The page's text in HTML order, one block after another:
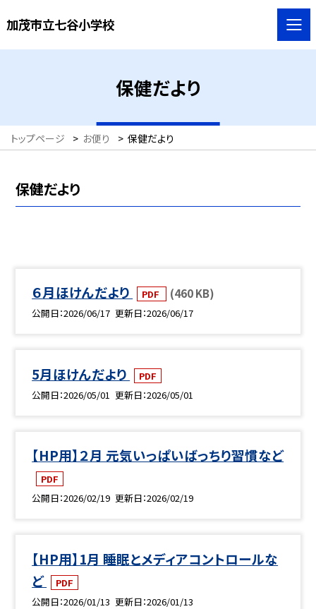
加茂市立七谷小学校
保健だより
トップページ > お便り > 保健だより
保健だより
６月ほけんだより PDF (460 KB)
公開日 2026/06/17 更新日 2026/06/17
5月ほけんだより
PDF
公開日 2026/05/01 更新日 2026/05/01
【HP用】２月 元気いっぱいばっちり習慣など
PDF
公開日 2026/02/19 更新日 2026/02/19
【HP用】1月 睡眠とメディアコントロールな
ど
PDF
公開日 2026/01/13 更新日 2026/01/13